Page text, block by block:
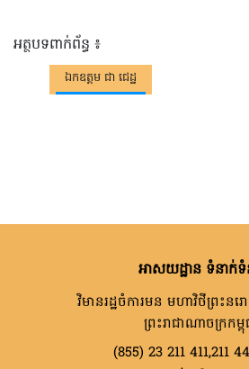
អត្ថបទពាក់ព័ន្ធ ៖
ឯកឧត្តម ជា ជេដ្ឋ
អាសយដ្ឋាន ទំនាក់
វិមានរដ្ឋចំការមន មហាវិថីព្រះនរ
ព្រះរាជាណាចក្រកម្ពុ
(855) 23 211 411,211